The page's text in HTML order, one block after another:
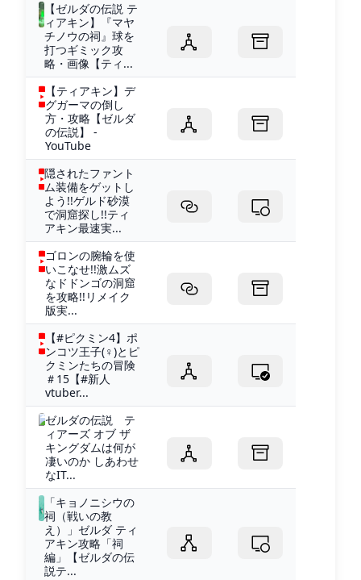
【ゼルダの伝説 テ
ィアキン】『マヤ
チノウの祠』球を
打つギミック攻
略・画像【ティ...
【ティアキン】デ
グガーマの倒し
方・攻略【ゼルダ
の伝説】 -
YouTube
隠されたファント
ム装備をゲットし
よう!!ゲルド砂漠
で洞窟探し!!ティ
アキン最速実...
ゴロンの腕輪を使
いこなせ!!激ムズ
なドドンゴの洞窟
を攻略!!リメイク
版実...
【#ピクミン4】ポ
ンコツ王子(♀)とピ
クミンたちの冒険
＃15【#新人
vtuber...
ゼルダの伝説 テ
ィアーズ オブ ザ
キングダムは何が
凄いのか しあわせ
なIT...
「キョノニシウの
祠（戦いの教
え）」ゼルダ ティ
アキン攻略「祠
編」【ゼルダの伝
説テ...